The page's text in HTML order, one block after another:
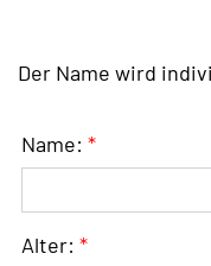
Der Name wird
Name: *
Alter: *